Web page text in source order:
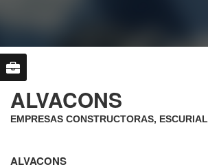
ALVACONS
EMPRESAS CONSTRUCTORAS, ESCURIAL
ALVACONS